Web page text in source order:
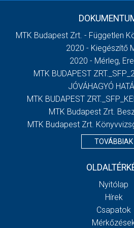
MTK Budapest Zrt. - Független
2020 - Kiegészítő
2020 - Mérleg,
MTK BUDAPEST
JÓVÁHAGYÓ
MTK BUDAPEST
MTK Budapest Zrt.
MTK Budapest Zrt.
TOVÁBBIAK
Nyitólap
Hírek
Csapatok